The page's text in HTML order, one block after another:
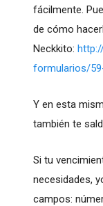
fácilmente.
de cómo
Neckkito:
formularios/
Y en esta
también te
Si tu
necesidades,
campos: